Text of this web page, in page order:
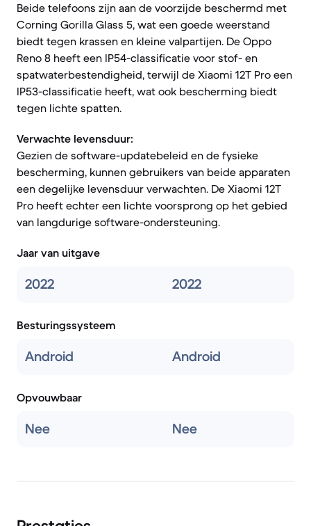
Beide telefoons zijn aan de voorzijde beschermd met
Corning Gorilla Glass 5, wat een goede weerstand
biedt tegen krassen en kleine valpartijen. De Oppo
Reno 8 heeft een IP54-classificatie voor stof- en
spatwaterbestendigheid, terwijl de Xiaomi 12T Pro een
IP53-classificatie heeft, wat ook bescherming biedt
tegen lichte spatten.
Verwachte levensduur:
Gezien de software-updatebeleid en de fysieke
bescherming, kunnen gebruikers van beide apparaten
een degelijke levensduur verwachten. De Xiaomi 12T
Pro heeft echter een lichte voorsprong op het gebied
van langdurige software-ondersteuning.
Jaar van uitgave
2022 2022
Besturingssysteem
Android Android
Opvouwbaar
Nee Nee